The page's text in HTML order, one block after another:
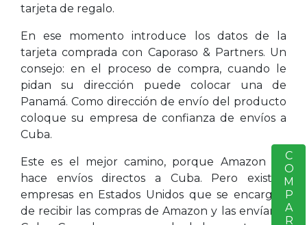
tarjeta de regalo.
En ese momento introduce los datos de la
tarjeta comprada con Caporaso & Partners. Un
consejo: en el proceso de compra, cuando le
pidan su dirección puede colocar una de
Panamá. Como dirección de envío del producto
coloque su empresa de confianza de envíos a
Cuba.
Este es el mejor camino, porque Amazon no
hace envíos directos a Cuba. Pero existen
empresas en Estados Unidos que se encargan
de recibir las compras de Amazon y las envían a